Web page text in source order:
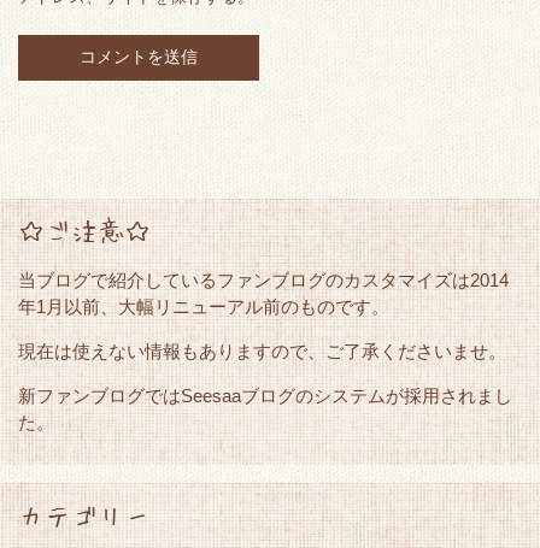
☆ご注意☆
当ブログで紹介しているファンブログのカスタマイズは2014
年1月以前、大幅リニューアル前のものです。
現在は使えない情報もありますので、ご了承くださいませ。
新ファンブログではSeesaaブログのシステムが採用されまし
た。
カテゴリー